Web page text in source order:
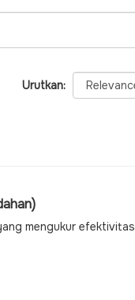
Urutkan
mengukur efektivitas